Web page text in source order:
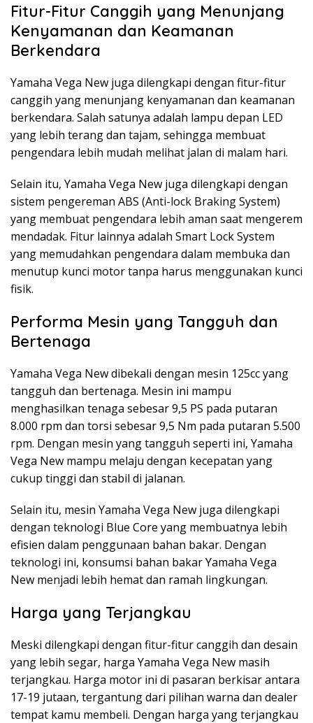
Fitur-Fitur Canggih yang Menunjang
Kenyamanan dan Keamanan
Berkendara
Yamaha Vega New juga dilengkapi dengan fitur-fitur
canggih yang menunjang kenyamanan dan keamanan
berkendara. Salah satunya adalah lampu depan LED
yang lebih terang dan tajam, sehingga membuat
pengendara lebih mudah melihat jalan di malam hari.
Selain itu, Yamaha Vega New juga dilengkapi dengan
sistem pengereman ABS (Anti-lock Braking System)
yang membuat pengendara lebih aman saat mengerem
mendadak. Fitur lainnya adalah Smart Lock System
yang memudahkan pengendara dalam membuka dan
menutup kunci motor tanpa harus menggunakan kunci
fisik.
Performa Mesin yang Tangguh dan
Bertenaga
Yamaha Vega New dibekali dengan mesin 125cc yang
tangguh dan bertenaga. Mesin ini mampu
menghasilkan tenaga sebesar 9,5 PS pada putaran
8.000 rpm dan torsi sebesar 9,5 Nm pada putaran 5.500
rpm. Dengan mesin yang tangguh seperti ini, Yamaha
Vega New mampu melaju dengan kecepatan yang
cukup tinggi dan stabil di jalanan.
Selain itu, mesin Yamaha Vega New juga dilengkapi
dengan teknologi Blue Core yang membuatnya lebih
efisien dalam penggunaan bahan bakar. Dengan
teknologi ini, konsumsi bahan bakar Yamaha Vega
New menjadi lebih hemat dan ramah lingkungan.
Harga yang Terjangkau
Meski dilengkapi dengan fitur-fitur canggih dan desain
yang lebih segar, harga Yamaha Vega New masih
terjangkau. Harga motor ini di pasaran berkisar antara
17-19 jutaan, tergantung dari pilihan warna dan dealer
tempat kamu membeli. Dengan harga yang terjangkau